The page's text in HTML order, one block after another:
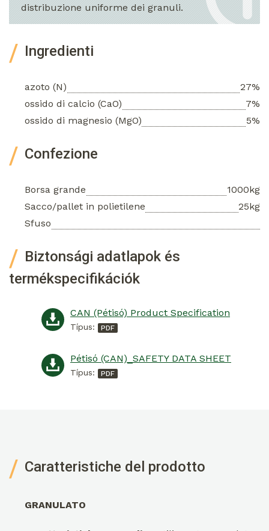
distribuzione uniforme dei granuli.
Ingredienti
azoto (N)
27%
ossido di calcio (CaO)
7%
ossido di magnesio (MgO)
5%
Confezione
Borsa grande
1000kg
Sacco/pallet in polietilene
25kg
Sfuso
Biztonsági adatlapok és
termékspecifikációk
CAN (Pétisó) Product Specification
Típus:
Pétisó (CAN)_SAFETY DATA SHEET
Típus:
Caratteristiche del prodotto
GRANULATO